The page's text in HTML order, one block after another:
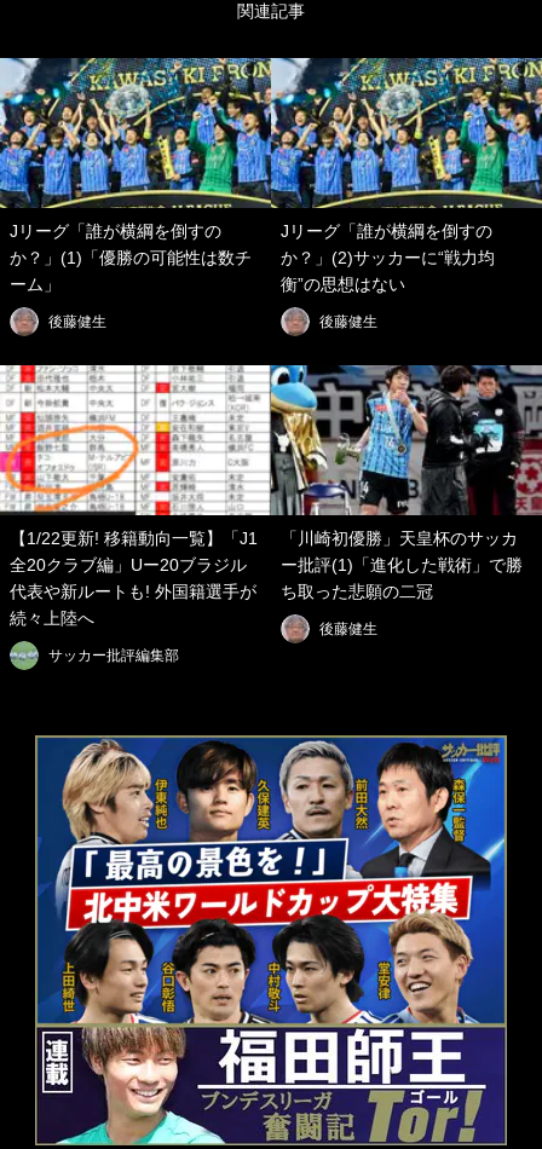
関連記事
Jリーグ「誰が横綱を倒すの
か？」(1)「優勝の可能性は数チ
ーム」
後藤健生
Jリーグ「誰が横綱を倒すの
か？」(2)サッカーに“戦力均
衡”の思想はない
後藤健生
【1/22更新! 移籍動向一覧】「J1
全20クラブ編」Uー20ブラジル
代表や新ルートも! 外国籍選手が
続々上陸へ
サッカー批評編集部
「川崎初優勝」天皇杯のサッカ
ー批評(1)「進化した戦術」で勝
ち取った悲願の二冠
後藤健生